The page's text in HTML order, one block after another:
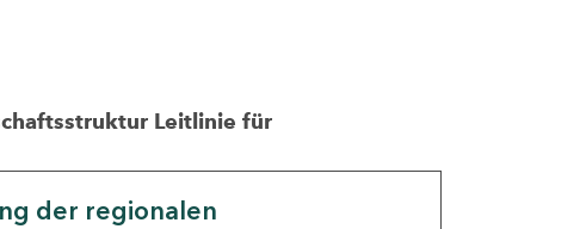
Leitlinie für
der regionalen